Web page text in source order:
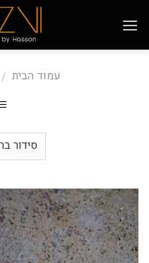
עמוד הבית /